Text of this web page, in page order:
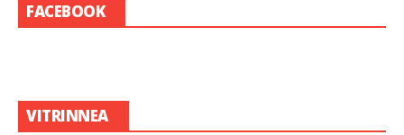
FACEBOOK
VITRINNEA